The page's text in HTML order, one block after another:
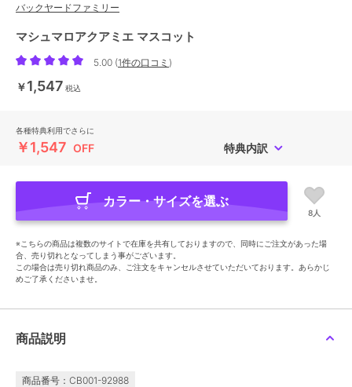
バックヤードファミリー
マシュマロアクアミエ マスコット
5.00 (1件の口コミ )
￥1,547 税込
各種特典利用でさらに
￥1,547 OFF 特典内訳
カラー・サイズを選ぶ
8人
※こちらの商品は複数のサイトで在庫を共有しておりますので、同時にご注文があった場
合、売り切れとなってしまう事がございます。
この場合は売り切れ商品のみ、ご注文をキャンセルさせていただいております。あらかじ
めご了承くださいませ。
商品説明
商品番号：CB001-92988